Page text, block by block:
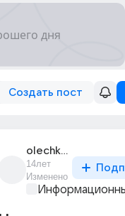
Создать пост
olechka_olechka_15
14лет
Изменено